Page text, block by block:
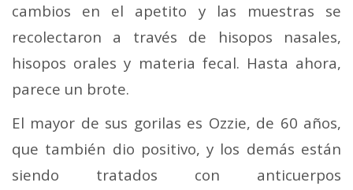
cambios en el apetito y las muestras se
recolectaron a través de hisopos nasales,
hisopos orales y materia fecal. Hasta ahora,
parece un brote.
El mayor de sus gorilas es Ozzie, de 60 años,
que también dio positivo, y los demás están
siendo tratados con anticuerpos